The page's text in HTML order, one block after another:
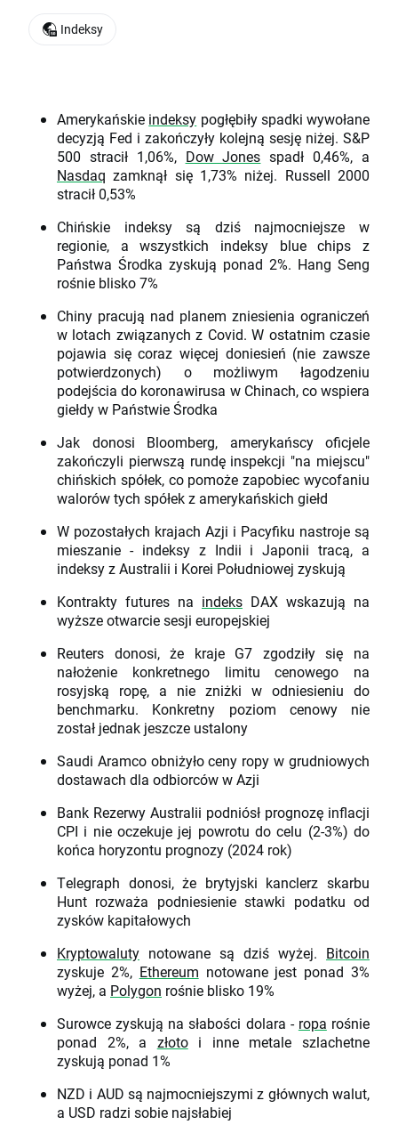
Amerykańskie indeksy pogłębiły spadki wywołane
decyzją Fed i zakończyły kolejną sesję niżej. S&P
500 stracił 1,06%, Dow Jones spadł 0,46%, a
Nasdaq zamknął się 1,73% niżej. Russell 2000
stracił 0,53%
Chińskie indeksy są dziś najmocniejsze w
regionie, a wszystkich indeksy blue chips z
Państwa Środka zyskują ponad 2%. Hang Seng
rośnie blisko 7%
Chiny pracują nad planem zniesienia ograniczeń
w lotach związanych z Covid. W ostatnim czasie
pojawia się coraz więcej doniesień (nie zawsze
potwierdzonych) o możliwym łagodzeniu
podejścia do koronawirusa w Chinach, co wspiera
giełdy w Państwie Środka
Jak donosi Bloomberg, amerykańscy oficjele
zakończyli pierwszą rundę inspekcji "na miejscu"
chińskich spółek, co pomoże zapobiec wycofaniu
walorów tych spółek z amerykańskich giełd
W pozostałych krajach Azji i Pacyfiku nastroje są
mieszanie - indeksy z Indii i Japonii tracą, a
indeksy z Australii i Korei Południowej zyskują
Kontrakty futures na indeks DAX wskazują na
wyższe otwarcie sesji europejskiej
Reuters donosi, że kraje G7 zgodziły się na
nałożenie konkretnego limitu cenowego na
rosyjską ropę, a nie zniżki w odniesieniu do
benchmarku. Konkretny poziom cenowy nie
został jednak jeszcze ustalony
Saudi Aramco obniżyło ceny ropy w grudniowych
dostawach dla odbiorców w Azji
Bank Rezerwy Australii podniósł prognozę inflacji
CPI i nie oczekuje jej powrotu do celu (2-3%) do
końca horyzontu prognozy (2024 rok)
Telegraph donosi, że brytyjski kanclerz skarbu
Hunt rozważa podniesienie stawki podatku od
zysków kapitałowych
Kryptowaluty notowane są dziś wyżej. Bitcoin
zyskuje 2%, Ethereum notowane jest ponad 3%
wyżej, a Polygon rośnie blisko 19%
Surowce zyskują na słabości dolara - ropa rośnie
ponad 2%, a złotoi inne metale szlachetne
zyskują ponad 1%
NZD i AUD są najmocniejszymi z głównych walut,
a USD radzi sobie najsłabiej
Indeksy